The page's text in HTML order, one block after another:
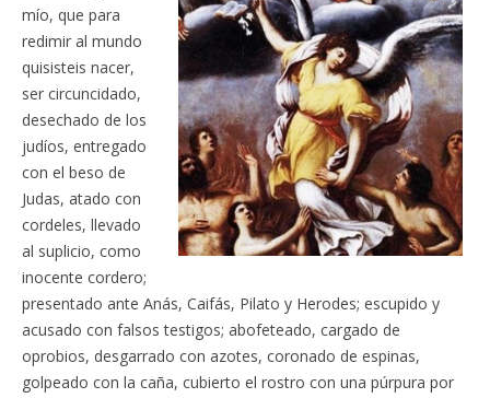
mío, que para
redimir al mundo
quisisteis nacer,
ser circuncidado,
desechado de los
judíos, entregado
con el beso de
Judas, atado con
cordeles, llevado
al suplicio, como
inocente cordero;
presentado ante Anás, Caifás, Pilato y Herodes; escupido y
acusado con falsos testigos; abofeteado, cargado de
oprobios, desgarrado con azotes, coronado de espinas,
golpeado con la caña, cubierto el rostro con una púrpura por